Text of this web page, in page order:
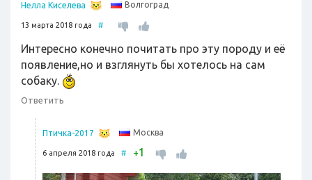
Нелла Киселева Волгоград
13 марта 2018 года #
Интересно конечно почитать про эту породу и её
появление,но и взглянуть бы хотелось на сам
собаку.
Ответить
Птичка-2017 Москва
6 апреля 2018 года # +1